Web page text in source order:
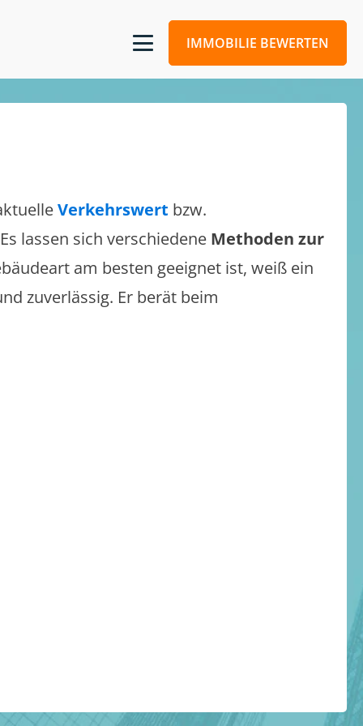
IMMOBILIE BEWERTEN
Verkehrswert bzw.
lassen sich verschiedene Methoden zur
am besten geeignet ist, weiß ein
zuverlässig. Er berät beim